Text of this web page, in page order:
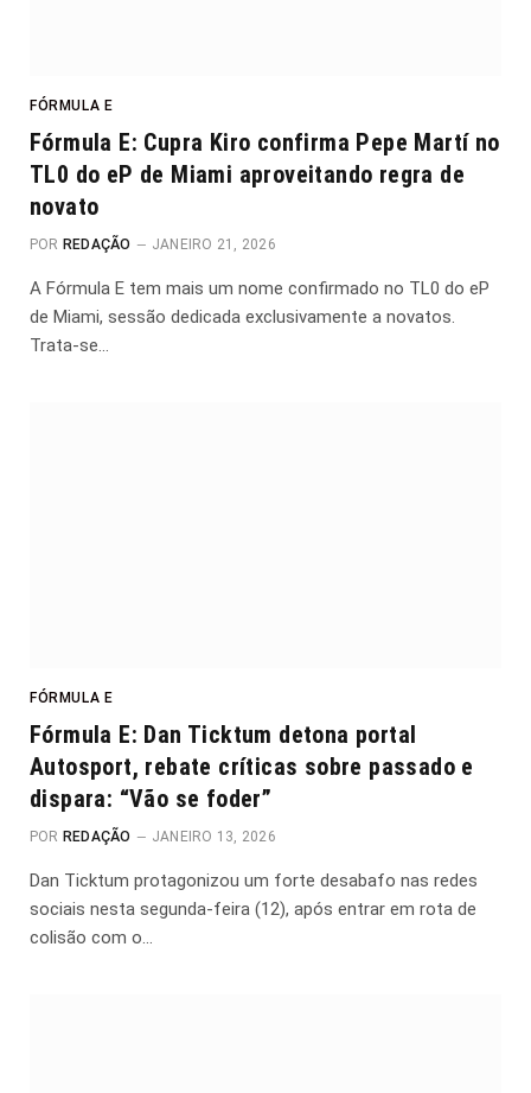
FÓRMULA E
Fórmula E: Cupra Kiro confirma Pepe Martí no
TL0 do eP de Miami aproveitando regra de
novato
POR REDAÇÃO JANEIRO 21, 2026
A Fórmula E tem mais um nome confirmado no TL0 do eP
de Miami, sessão dedicada exclusivamente a novatos.
Trata-se…
FÓRMULA E
Fórmula E: Dan Ticktum detona portal
Autosport, rebate críticas sobre passado e
dispara: “Vão se foder”
POR REDAÇÃO JANEIRO 13, 2026
Dan Ticktum protagonizou um forte desabafo nas redes
sociais nesta segunda-feira (12), após entrar em rota de
colisão com o…